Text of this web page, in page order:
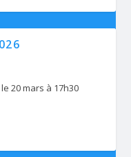
20 mars à 17h30